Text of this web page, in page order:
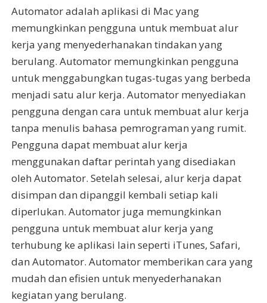
Automator adalah aplikasi di Mac yang
memungkinkan pengguna untuk membuat alur
kerja yang menyederhanakan tindakan yang
berulang. Automator memungkinkan pengguna
untuk menggabungkan tugas-tugas yang berbeda
menjadi satu alur kerja. Automator menyediakan
pengguna dengan cara untuk membuat alur kerja
tanpa menulis bahasa pemrograman yang rumit.
Pengguna dapat membuat alur kerja
menggunakan daftar perintah yang disediakan
oleh Automator. Setelah selesai, alur kerja dapat
disimpan dan dipanggil kembali setiap kali
diperlukan. Automator juga memungkinkan
pengguna untuk membuat alur kerja yang
terhubung ke aplikasi lain seperti iTunes, Safari,
dan Automator. Automator memberikan cara yang
mudah dan efisien untuk menyederhanakan
kegiatan yang berulang.